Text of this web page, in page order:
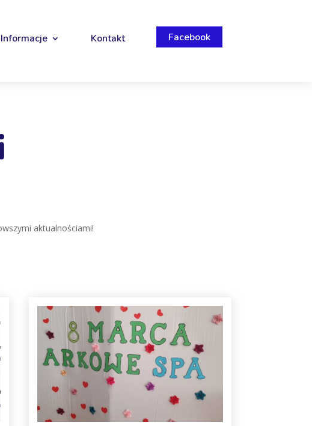
Informacje Kontakt Facebook
aktualnościami!